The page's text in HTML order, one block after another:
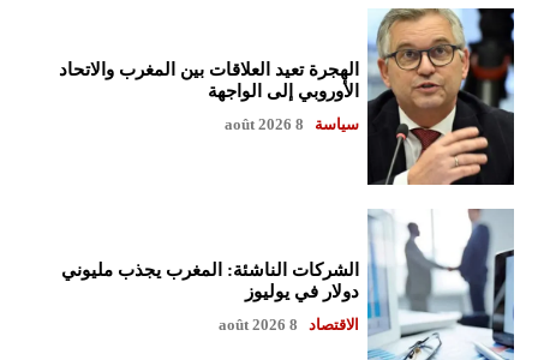
الهجرة تعيد العلاقات بين المغرب والاتحاد
الأوروبي إلى الواجهة
سياسة 8 août 2026
الشركات الناشئة: المغرب يجذب مليوني
دولار في يوليوز
الاقتصاد 8 août 2026